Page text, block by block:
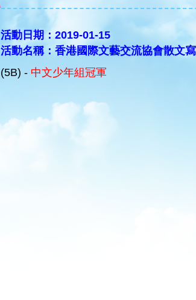
活動日期：2019-01-15
活動名稱：香港國際文藝交流協會散文
(5B) - 中文少年組冠軍